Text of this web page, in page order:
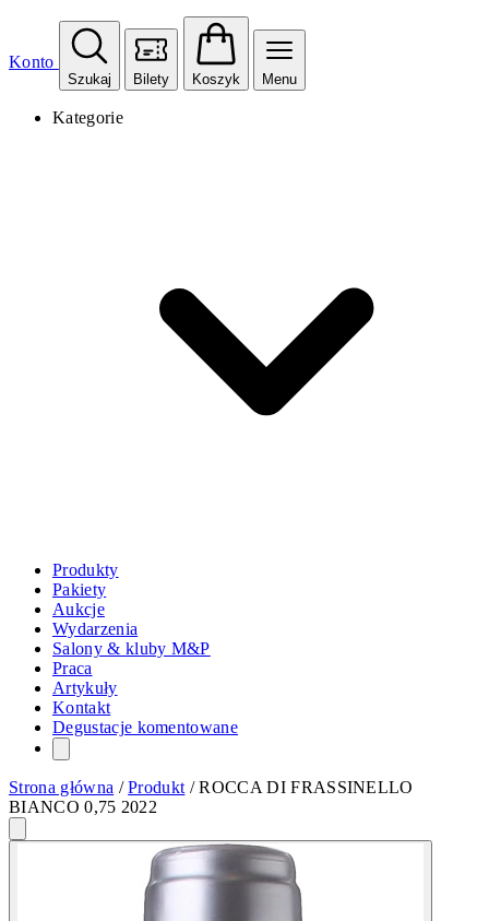
Konto
Szukaj Bilety Koszyk Menu
Kategorie
Produkty
Pakiety
Aukcje
Wydarzenia
Salony & kluby M&P
Praca
Artykuły
Kontakt
Degustacje komentowane
Strona główna /Produkt /ROCCA DI FRASSINELLO
BIANCO 0,75 2022